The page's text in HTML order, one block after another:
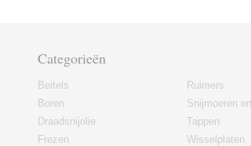
Categorieën
Beitels
Boren
Draadsnijolie
Frezen
Ruimers
Snijmoeren
Tappen
Wisselplaten